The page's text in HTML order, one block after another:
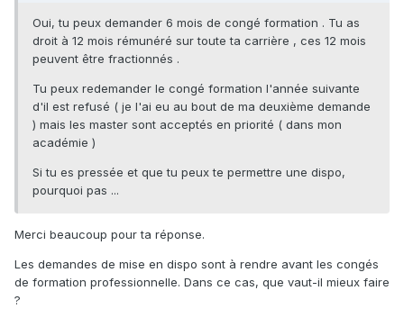
Oui, tu peux demander 6 mois de congé formation . Tu as
droit à 12 mois rémunéré sur toute ta carrière , ces 12 mois
peuvent être fractionnés .
Tu peux redemander le congé formation l'année suivante
d'il est refusé ( je l'ai eu au bout de ma deuxième demande
) mais les master sont acceptés en priorité ( dans mon
académie )
Si tu es pressée et que tu peux te permettre une dispo,
pourquoi pas ...
Merci beaucoup pour ta réponse.
Les demandes de mise en dispo sont à rendre avant les congés
de formation professionnelle. Dans ce cas, que vaut-il mieux faire
?